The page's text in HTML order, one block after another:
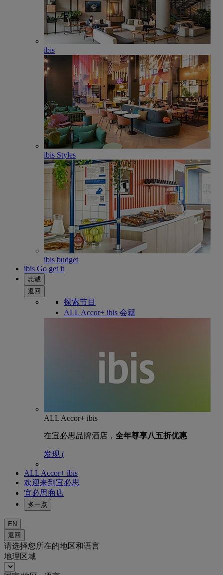
ibis
ibis Styles
ibis budget
ibis Go get it
忠诚
返回
探索节目
ALL Accor+ ibis 会籍
ALL Accor+ ibis
在宜必思品牌酒店， 全年尊享八五折优惠
发现 (
ALL Accor+ ibis
欢迎来到宜必思
宜必思商店
多一点
EN
返回
请选择您所在的地区和语言
地理区域